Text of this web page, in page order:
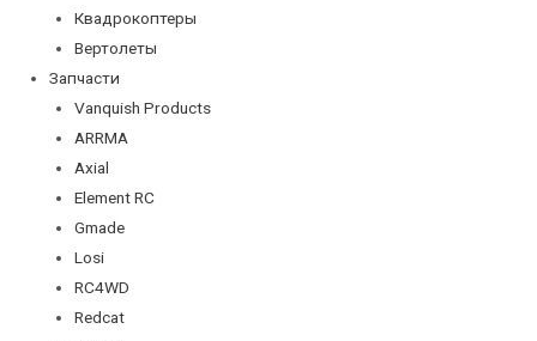
Квадрокоптеры
Вертолеты
Запчасти
Vanquish Products
ARRMA
Axial
Element RC
Gmade
Losi
RC4WD
Redcat